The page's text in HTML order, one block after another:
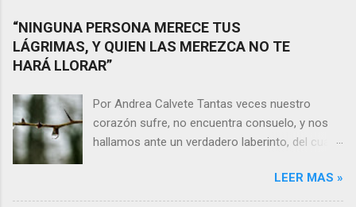
“NINGUNA PERSONA MERECE TUS
LÁGRIMAS, Y QUIEN LAS MEREZCA NO TE
HARÁ LLORAR”
Por Andrea Calvete Tantas veces nuestro
corazón sufre, no encuentra consuelo, y nos
hallamos ante un verdadero laberinto, del cual
razones pierden el sentido, y las respuestas se
alejan tan distantes que no alcanzamos a
LEER MAS »